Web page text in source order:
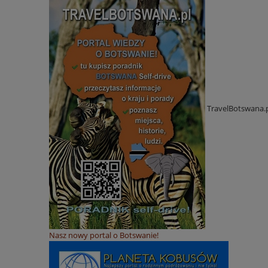
Nasz nowy portal o Botswanie!